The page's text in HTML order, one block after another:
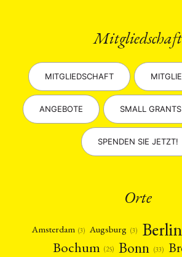
Mitgliedschaft
MITGLIEDSCHAFT
ANGEBOTE SMALL
SPENDEN SIE JETZT!
Orte
Amsterdam (3) Augsburg (3) Berlin
Bochum (25) Bonn (33)